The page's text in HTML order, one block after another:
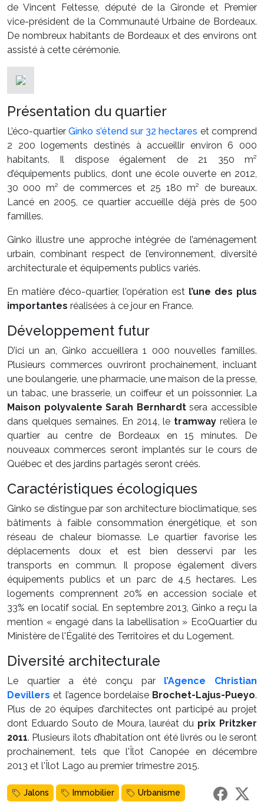
de Vincent Feltesse, député de la Gironde et Premier
vice-président de la Communauté Urbaine de Bordeaux.
De nombreux habitants de Bordeaux et des environs ont
assisté à cette cérémonie.
Présentation du quartier
L’éco-quartierGinko s’étend sur 32 hectares et comprend
2 200 logements destinés à accueillir environ 6 000
habitants. Il dispose également de 21 350 m²
d’équipements publics, dont une école ouverte en 2012,
30 000 m² de commerces et 25 180 m² de bureaux.
Lancé en 2005, ce quartier accueille déjà près de 500
familles.
Ginko illustre une approche intégrée de l’aménagement
urbain, combinant respect de l’environnement, diversité
architecturale et équipements publics variés.
En matière d’éco-quartier, l'opération est l’une des plus
importantes réalisées à ce jour en France.
Développement futur
D’ici un an, Ginko accueillera 1 000 nouvelles familles.
Plusieurs commerces ouvriront prochainement, incluant
une boulangerie, une pharmacie, une maison de la presse,
un tabac, une brasserie, un coiffeur et un poissonnier. La
Maison polyvalente Sarah Bernhardtsera accessible
dans quelques semaines. En 2014, le tramwayreliera le
quartier au centre de Bordeaux en 15 minutes. De
nouveaux commerces seront implantés sur le cours de
Québec et des jardins partagés seront créés.
Caractéristiques écologiques
Ginko se distingue par son architecture bioclimatique, ses
bâtiments à faible consommation énergétique, et son
réseau de chaleur biomasse. Le quartier favorise les
déplacements doux et est bien desservi par les
transports en commun. Il propose également divers
équipements publics et un parc de 4,5 hectares. Les
logements comprennent 20% en accession sociale et
33% en locatif social. En septembre 2013, Ginko a reçu la
mention « engagé dans la labellisation » EcoQuartier du
Ministère de l'Égalité des Territoires et du Logement.
Diversité architecturale
Le quartier a été conçu par l’Agence Christian
Devillers et l’agence bordelaise Brochet-Lajus-Pueyo.
Plus de 20 équipes d’architectes ont participé au projet
dont Eduardo Souto de Moura, lauréat du prix Pritzker
2011. Plusieurs îlots d’habitation ont été livrés ou le seront
prochainement, tels que l'Îlot Canopée en décembre
2013 et l'Îlot Lago au premier trimestre 2015.
Jalons Immobilier Urbanisme